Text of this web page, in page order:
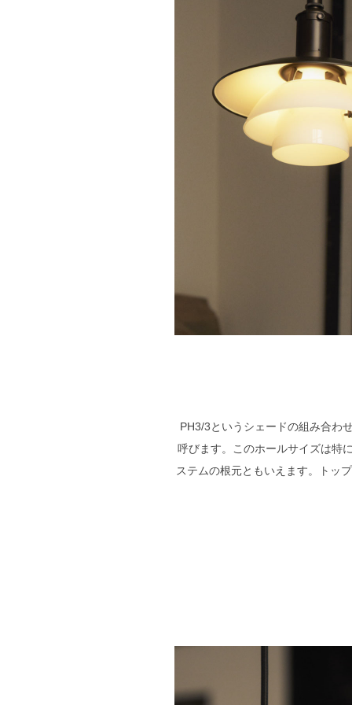
PH3/3というシェードの組み合わ
呼びます。このホールサイズは特
ステムの根元ともいえます。トッ